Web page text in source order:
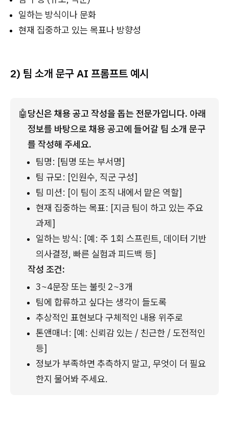
일하는 방식이나 문화
현재 집중하고 있는 목표나 방향성
2) 팀 소개 문구 AI 프롬프트 예시
🤖당신은 채용 공고 작성을 돕는 전문가입니다. 아래
정보를 바탕으로 채용 공고에 들어갈 팀 소개 문구
를 작성해 주세요.
팀명: [팀명 또는 부서명]
팀 규모: [인원수, 직군 구성]
팀 미션: [이 팀이 조직 내에서 맡은 역할]
현재 집중하는 목표: [지금 팀이 하고 있는 주요
과제]
일하는 방식: [예: 주 1회 스프린트, 데이터 기반
의사결정, 빠른 실험과 피드백 등]
작성 조건:
3~4문장 또는 불릿 2~3개
팀에 합류하고 싶다는 생각이 들도록
추상적인 표현보다 구체적인 내용 위주로
톤앤매너: [예: 신뢰감 있는 / 친근한 / 도전적인
등]
정보가 부족하면 추측하지 말고, 무엇이 더 필요
한지 물어봐 주세요.